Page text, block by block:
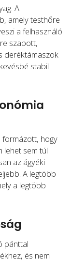
A
amely testhőre
a felhasználó
szabott,
deréktámaszok
stabil
formázott, hogy
lehet sem túl
az ágyéki
A legtöbb
a legtöbb
pánttal
és nem